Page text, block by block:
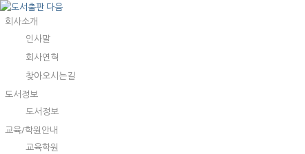
회사소개
인사말
회사연혁
찾아오시는길
도서정보
도서정보
교육/학원안내
교육학원